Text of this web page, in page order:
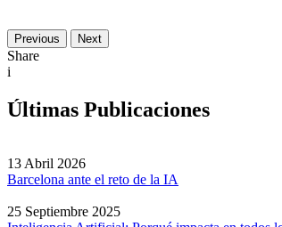
Previous Next
Share
i
Últimas Publicaciones
13 Abril 2026
Barcelona ante el reto de la IA
25 Septiembre 2025